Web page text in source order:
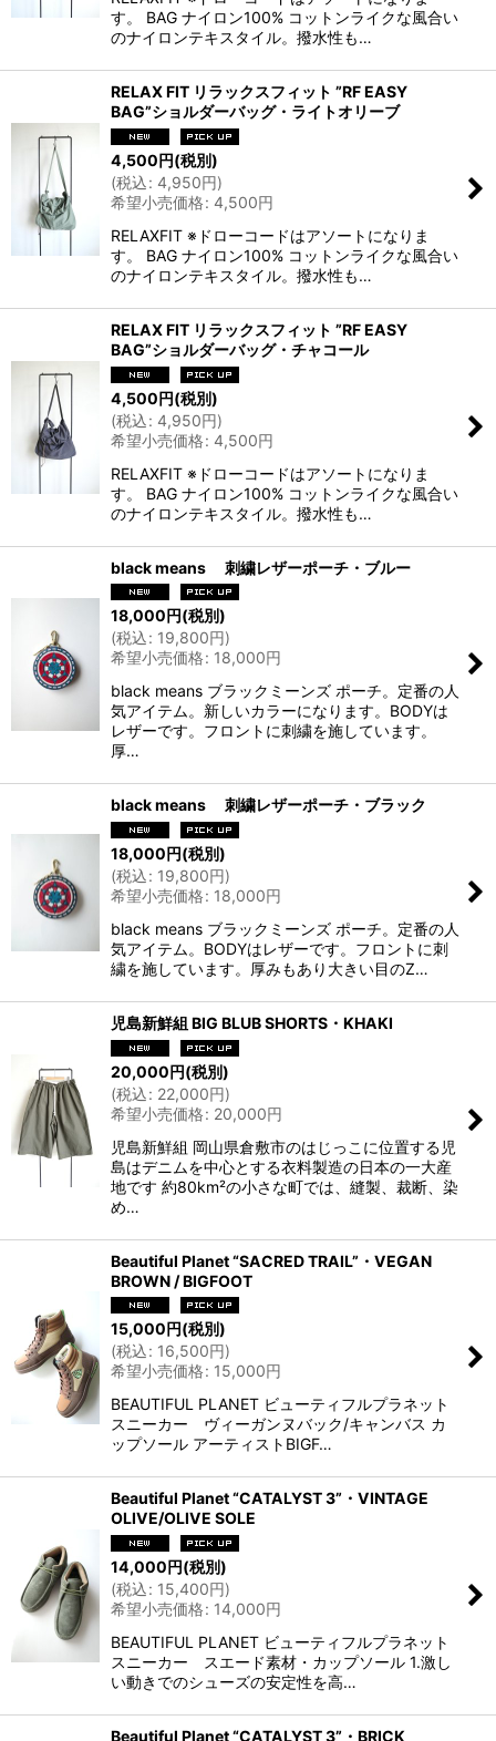
す。 BAG ナイロン100% コットンライクな風合い
のナイロンテキスタイル。撥水性も…
RELAX FIT リラックスフィット ”RF EASY
BAG”ショルダーバッグ・ライトオリーブ
4,500円(税別)
(税込: 4,950円)
希望小売価格: 4,500円
RELAXFIT ※ドローコードはアソートになりま
す。 BAG ナイロン100% コットンライクな風合い
のナイロンテキスタイル。撥水性も…
RELAX FIT リラックスフィット ”RF EASY
BAG”ショルダーバッグ・チャコール
4,500円(税別)
(税込: 4,950円)
希望小売価格: 4,500円
RELAXFIT ※ドローコードはアソートになりま
す。 BAG ナイロン100% コットンライクな風合い
のナイロンテキスタイル。撥水性も…
black means 刺繍レザーポーチ・ブルー
18,000円(税別)
(税込: 19,800円)
希望小売価格: 18,000円
black means ブラックミーンズ ポーチ。定番の人
気アイテム。新しいカラーになります。BODYは
レザーです。フロントに刺繍を施しています。
厚…
black means 刺繍レザーポーチ・ブラック
18,000円(税別)
(税込: 19,800円)
希望小売価格: 18,000円
black means ブラックミーンズ ポーチ。定番の人
気アイテム。BODYはレザーです。フロントに刺
繍を施しています。厚みもあり大きい目のZ…
児島新鮮組 BIG BLUB SHORTS・KHAKI
20,000円(税別)
(税込: 22,000円)
希望小売価格: 20,000円
児島新鮮組 岡山県倉敷市のはじっこに位置する児
島はデニムを中心とする衣料製造の日本の一大産
地です 約80km²の小さな町では、縫製、裁断、染
め…
Beautiful Planet “SACRED TRAIL”・VEGAN
BROWN / BIGFOOT
15,000円(税別)
(税込: 16,500円)
希望小売価格: 15,000円
BEAUTIFUL PLANET ビューティフルプラネット
スニーカー ヴィーガンヌバック/キャンバス カ
ップソール アーティストBIGF…
Beautiful Planet “CATALYST 3”・VINTAGE
OLIVE/OLIVE SOLE
14,000円(税別)
(税込: 15,400円)
希望小売価格: 14,000円
BEAUTIFUL PLANET ビューティフルプラネット
スニーカー スエード素材・カップソール 1.激し
い動きでのシューズの安定性を高…
Beautiful Planet “CATALYST 3”・BRICK